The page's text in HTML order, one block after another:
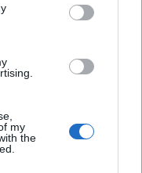
my
the
con el que
del
‘Moby Dick’,
Juan Cavestany,
por José María